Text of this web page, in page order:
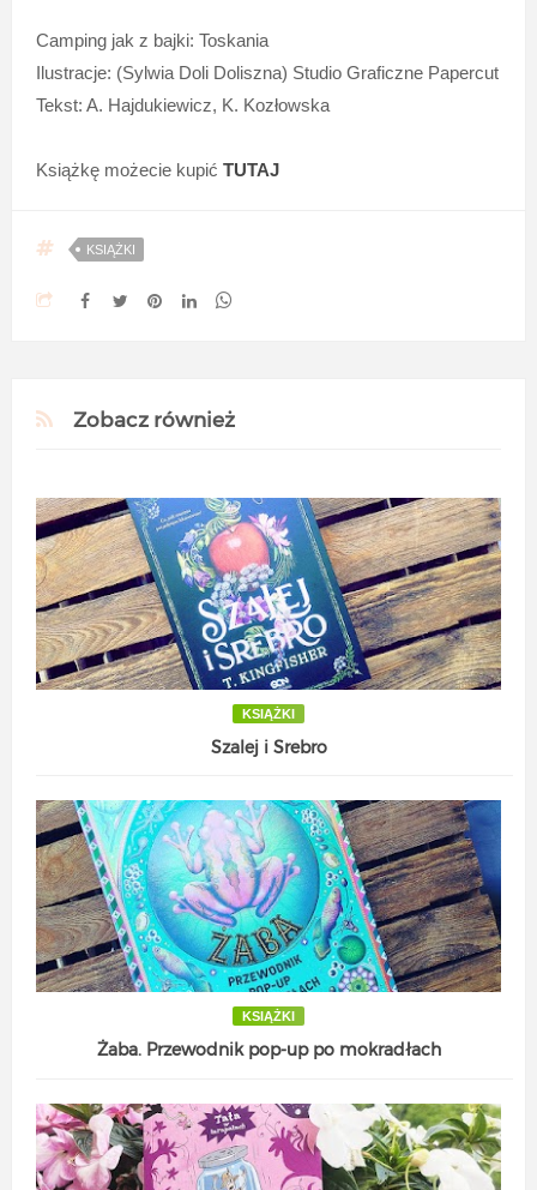
Camping jak z bajki: Toskania
Ilustracje: (Sylwia Doli Doliszna) Studio Graficzne Papercut
Tekst: A. Hajdukiewicz, K. Kozłowska
Książkę możecie kupić TUTAJ
KSIĄŻKI
Zobacz również
KSIĄŻKI
Szalej i Srebro
KSIĄŻKI
Żaba. Przewodnik pop-up po mokradłach